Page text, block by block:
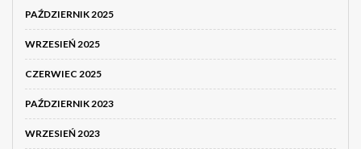
PAŹDZIERNIK 2025
WRZESIEŃ 2025
CZERWIEC 2025
PAŹDZIERNIK 2023
WRZESIEŃ 2023